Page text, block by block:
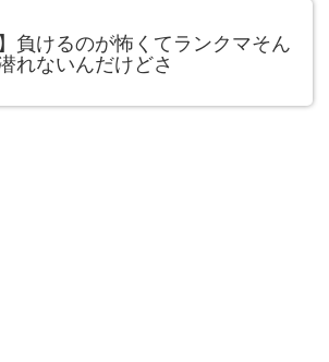
負けるのが怖くてランクマそん
れないんだけどさ